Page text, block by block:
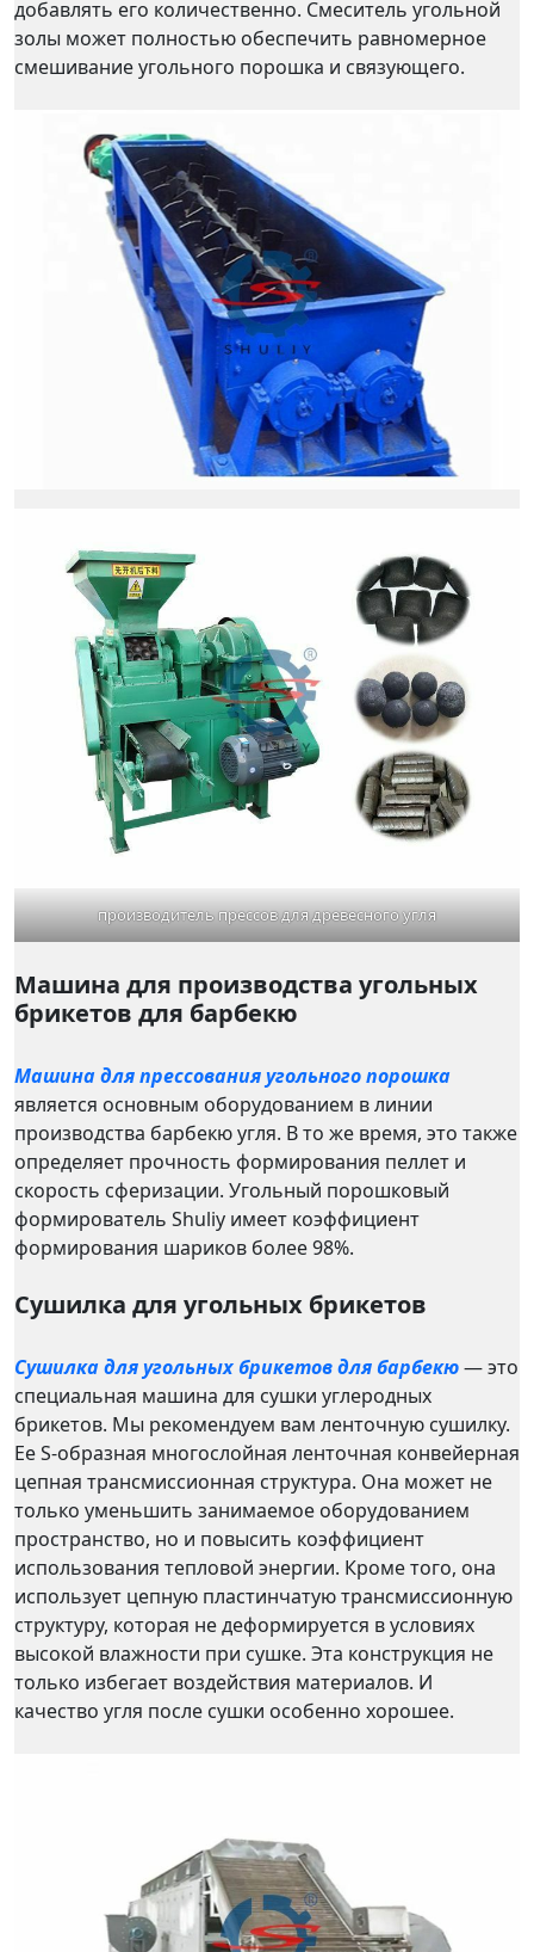
добавлять его количественно. Смеситель угольной
золы может полностью обеспечить равномерное
смешивание угольного порошка и связующего.
производитель прессов для древесного угля
Машина для производства угольных
брикетов для барбекю
Машина для прессования угольного порошка
является основным оборудованием в линии
производства барбекю угля. В то же время, это также
определяет прочность формирования пеллет и
скорость сферизации. Угольный порошковый
формирователь Shuliy имеет коэффициент
формирования шариков более 98%.
Сушилка для угольных брикетов
Сушилка для угольных брикетов для барбекю— это
специальная машина для сушки углеродных
брикетов. Мы рекомендуем вам ленточную сушилку.
Ее S-образная многослойная ленточная конвейерная
цепная трансмиссионная структура. Она может не
только уменьшить занимаемое оборудованием
пространство, но и повысить коэффициент
использования тепловой энергии. Кроме того, она
использует цепную пластинчатую трансмиссионную
структуру, которая не деформируется в условиях
высокой влажности при сушке. Эта конструкция не
только избегает воздействия материалов. И
качество угля после сушки особенно хорошее.